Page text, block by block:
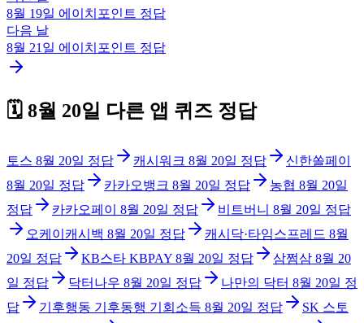
8월 19일 에이치포인트 정답
다음 날
8월 21일 에이치포인트 정답
🗓️ 8월 20일 다른 앱 퀴즈 정답
토스 8월 20일 정답 캐시워크 8월 20일 정답
신한쏠페이
8월 20일 정답 카카오뱅크 8월 20일 정답 농협 8월 20일
정답
카카오페이 8월 20일 정답 비트버니 8월 20일 정답
오케이캐시백 8월 20일 정답 캐시닥·타임스프레드 8월
20일 정답 KB스타 KBPAY 8월 20일 정답 삼쩜삼 8월 20
일 정답 닥터나우 8월 20일 정답 나만의 닥터 8월 20일 정
답
기후행동 기후동행 기회소득 8월 20일 정답
SK 스토